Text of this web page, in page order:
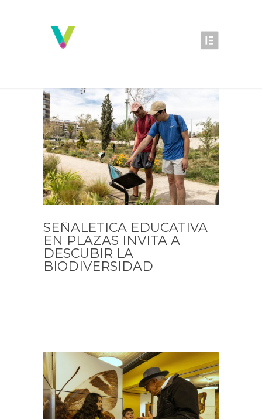
SEÑALÉTICA EDUCATIVA
EN PLAZAS INVITA A
DESCUBIR LA
BIODIVERSIDAD